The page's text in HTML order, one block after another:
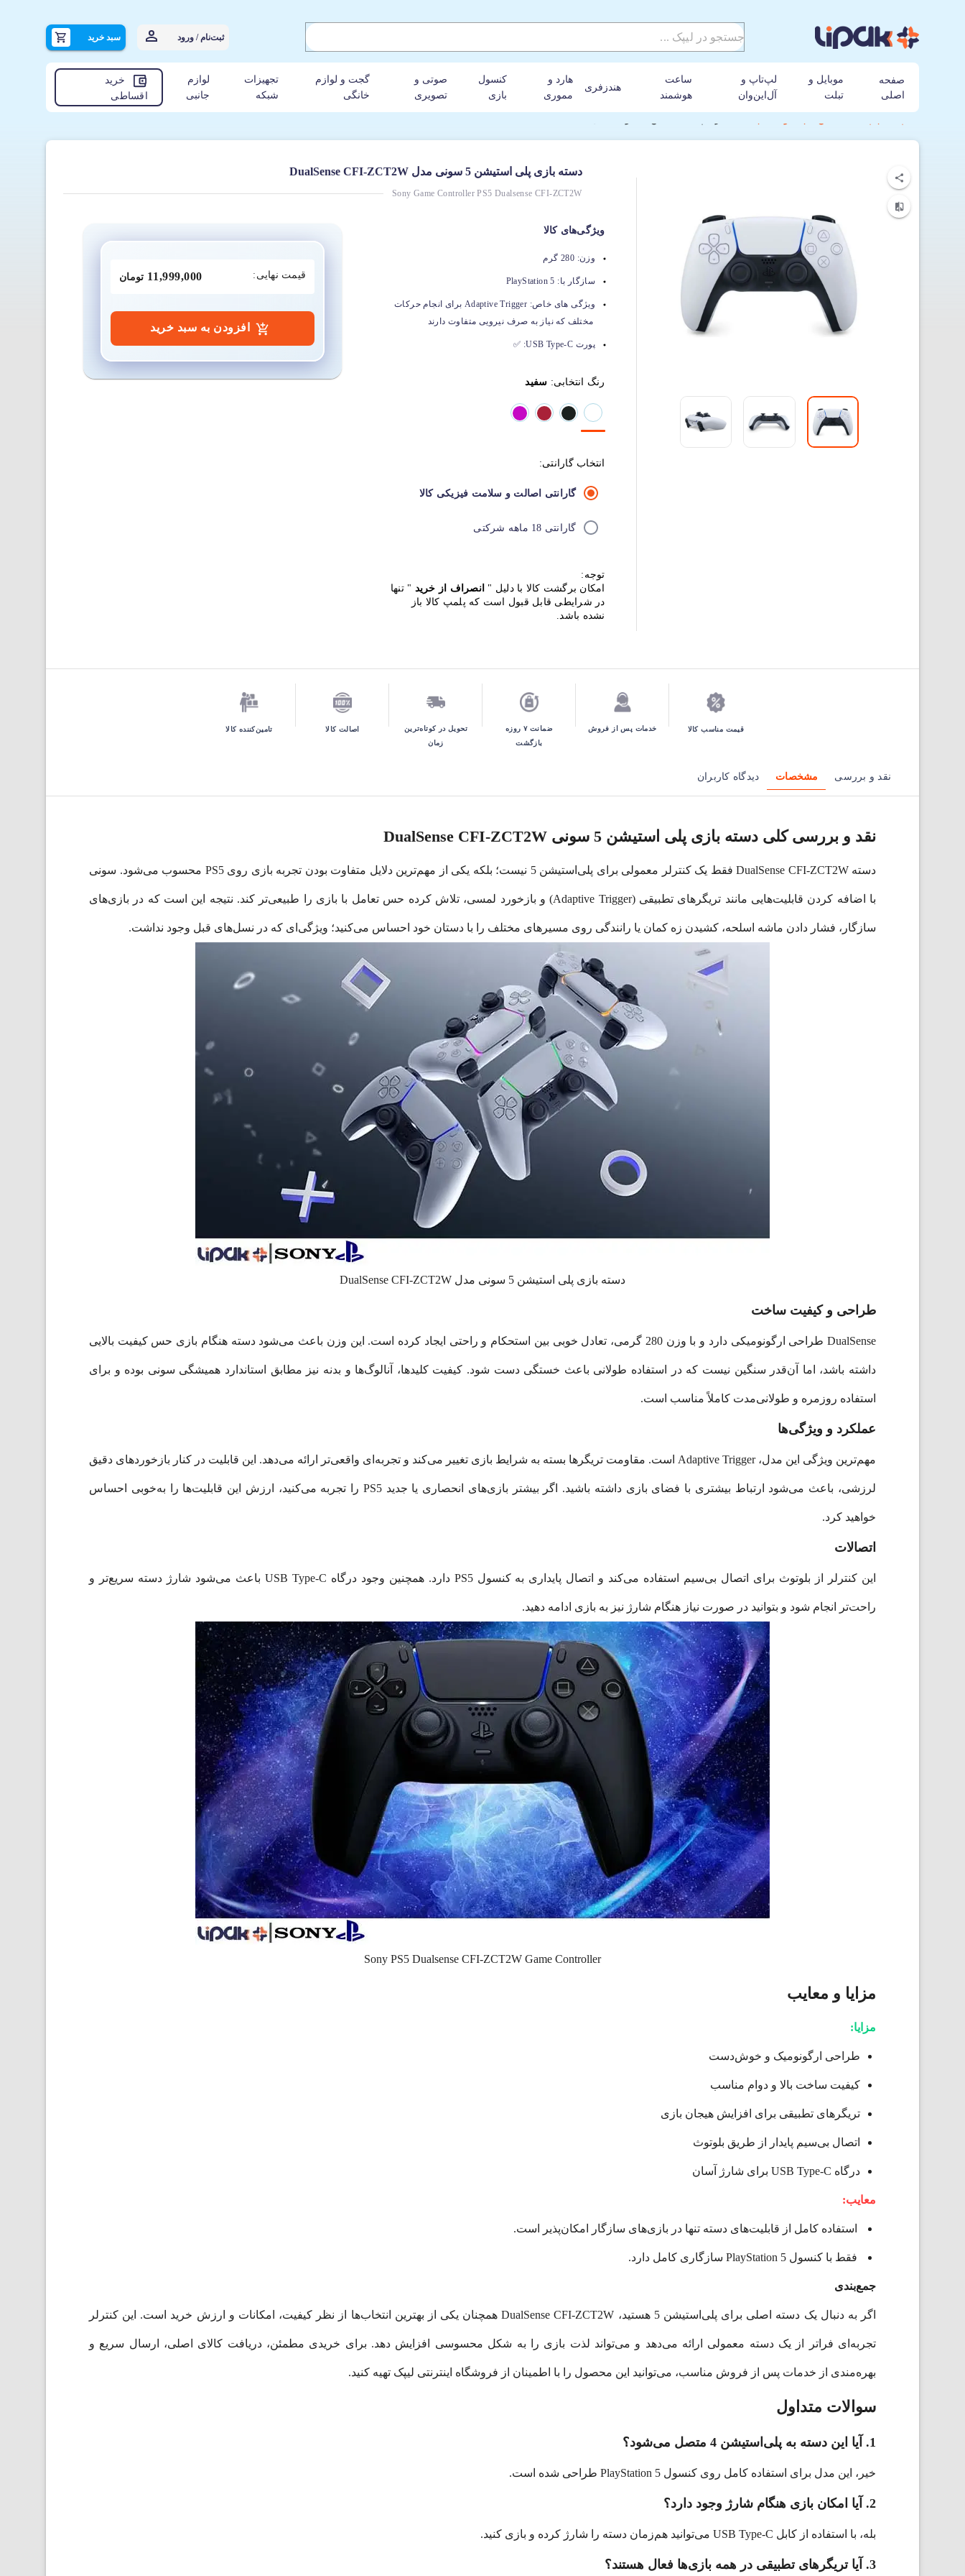
ثبت‌نام / ورود سبد خرید
صفحه
اصلی
موبایل و
تبلت
لپ‌تاپ و
آل‌این‌وان
ساعت
هوشمند
هندزفری
هارد و
مموری
کنسول
بازی
صوتی و
تصویری
گجت و لوازم
خانگی
تجهیزات
شبکه
لوازم
جانبی
خرید
اقساطی
دسته بازی پلی استیشن 5 سونی مدل DualSense CFI-ZCT2W
Sony Game Controller PS5 Dualsense CFI-ZCT2W
ویژگی‌های کالا
وزن: 280 گرم
سازگار با: PlayStation 5
ویژگی های خاص:
Adaptive Trigger برای انجام حرکات
مختلف که نیاز به صرف نیرویی متفاوت دارند
پورت USB Type-C: ✅
رنگ انتخابی: سفید
انتخاب گارانتی:
گارانتی اصالت و سلامت فیزیکی کالا
گارانتی 18 ماهه شرکتی
توجه:
امکان برگشت کالا با دلیل " انصراف از خرید " تنها
در شرایطی قابل قبول است که پلمپ کالا باز
نشده باشد.
قیمت نهایی: تومان
افزودن به سبد خرید
قیمت مناسب کالا خدمات پس از فروش
ضمانت ۷ روزه
بازگشت
تحویل در کوتاه‌ترین
زمان
اصالت کالا تامین‌کننده کالا
نقد و بررسی مشخصات دیدگاه کاربران
نقد و بررسی کلی دسته بازی پلی استیشن 5 سونی DualSense CFI-ZCT2W
دسته DualSense CFI-ZCT2W فقط یک کنترلر معمولی برای پلی‌استیشن 5 نیست؛ بلکه یکی از مهم‌ترین دلایل متفاوت بودن تجربه بازی روی PS5 محسوب می‌شود. سونی
با اضافه کردن قابلیت‌هایی مانند تریگرهای تطبیقی (Adaptive Trigger) و بازخورد لمسی، تلاش کرده حس تعامل با بازی را طبیعی‌تر کند. نتیجه این است که در بازی‌های
سازگار، فشار دادن ماشه اسلحه، کشیدن زه کمان یا رانندگی روی مسیرهای مختلف را با دستان خود احساس می‌کنید؛ ویژگی‌ای که در نسل‌های قبل وجود نداشت.
دسته بازی پلی استیشن 5 سونی مدل DualSense CFI-ZCT2W
طراحی و کیفیت ساخت
DualSense طراحی ارگونومیکی دارد و با وزن 280 گرمی، تعادل خوبی بین استحکام و راحتی ایجاد کرده است. این وزن باعث می‌شود دسته هنگام بازی حس کیفیت بالایی
داشته باشد، اما آن‌قدر سنگین نیست که در استفاده طولانی باعث خستگی دست شود. کیفیت کلیدها، آنالوگ‌ها و بدنه نیز مطابق استاندارد همیشگی سونی بوده و برای
استفاده روزمره و طولانی‌مدت کاملاً مناسب است.
عملکرد و ویژگی‌ها
مهم‌ترین ویژگی این مدل، Adaptive Trigger است. مقاومت تریگرها بسته به شرایط بازی تغییر می‌کند و تجربه‌ای واقعی‌تر ارائه می‌دهد. این قابلیت در کنار بازخوردهای دقیق
لرزشی، باعث می‌شود ارتباط بیشتری با فضای بازی داشته باشید. اگر بیشتر بازی‌های انحصاری یا جدید PS5 را تجربه می‌کنید، ارزش این قابلیت‌ها را به‌خوبی احساس
خواهید کرد.
اتصالات
این کنترلر از بلوتوث برای اتصال بی‌سیم استفاده می‌کند و اتصال پایداری به کنسول PS5 دارد. همچنین وجود درگاه USB Type-C باعث می‌شود شارژ دسته سریع‌تر و
راحت‌تر انجام شود و بتوانید در صورت نیاز هنگام شارژ نیز به بازی ادامه دهید.
Sony PS5 Dualsense CFI-ZCT2W Game Controller
مزایا و معایب
مزایا:
طراحی ارگونومیک و خوش‌دست
کیفیت ساخت بالا و دوام مناسب
تریگرهای تطبیقی برای افزایش هیجان بازی
اتصال بی‌سیم پایدار از طریق بلوتوث
درگاه USB Type-C برای شارژ آسان
معایب:
استفاده کامل از قابلیت‌های دسته تنها در بازی‌های سازگار امکان‌پذیر است.
فقط با کنسول PlayStation 5 سازگاری کامل دارد.
جمع‌بندی
اگر به دنبال یک دسته اصلی برای پلی‌استیشن 5 هستید، DualSense CFI-ZCT2W همچنان یکی از بهترین انتخاب‌ها از نظر کیفیت، امکانات و ارزش خرید است. این کنترلر
تجربه‌ای فراتر از یک دسته معمولی ارائه می‌دهد و می‌تواند لذت بازی را به شکل محسوسی افزایش دهد. برای خریدی مطمئن، دریافت کالای اصلی، ارسال سریع و
بهره‌مندی از خدمات پس از فروش مناسب، می‌توانید این محصول را با اطمینان از فروشگاه اینترنتی لیپک تهیه کنید.
سوالات متداول
1. آیا این دسته به پلی‌استیشن 4 متصل می‌شود؟
خیر، این مدل برای استفاده کامل روی کنسول PlayStation 5 طراحی شده است.
2. آیا امکان بازی هنگام شارژ وجود دارد؟
بله، با استفاده از کابل USB Type-C می‌توانید هم‌زمان دسته را شارژ کرده و بازی کنید.
3. آیا تریگرهای تطبیقی در همه بازی‌ها فعال هستند؟